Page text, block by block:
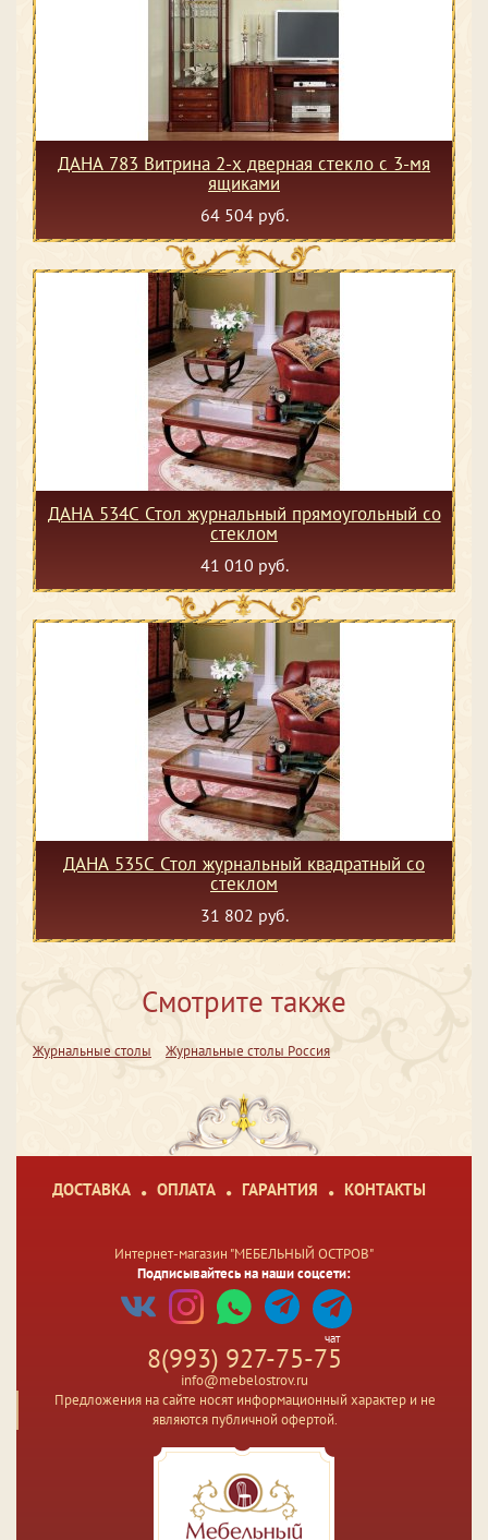
ДАНА 783 Витрина 2-х дверная стекло с 3-мя
ящиками
64 504 руб.
ДАНА 534С Стол журнальный прямоугольный со
стеклом
41 010 руб.
ДАНА 535С Стол журнальный квадратный со
стеклом
31 802 руб.
Смотрите также
Журнальные столы Журнальные столы Россия
ДОСТАВКА ОПЛАТА ГАРАНТИЯ КОНТАКТЫ
Интернет-магазин "МЕБЕЛЬНЫЙ ОСТРОВ"
Подписывайтесь на наши соцсети:
чат
8(993) 927-75-75
info@mebelostrov.ru
Предложения на сайте носят информационный характер и не
являются публичной офертой.